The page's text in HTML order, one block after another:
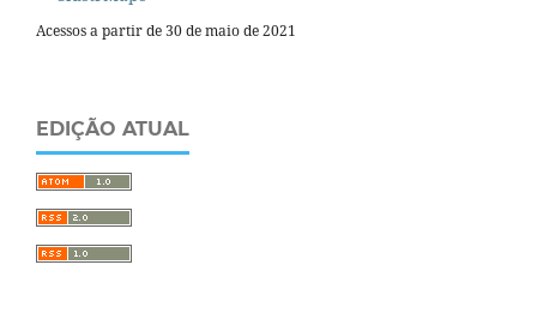
Acessos a partir de 30 de maio de 2021
EDIÇÃO ATUAL